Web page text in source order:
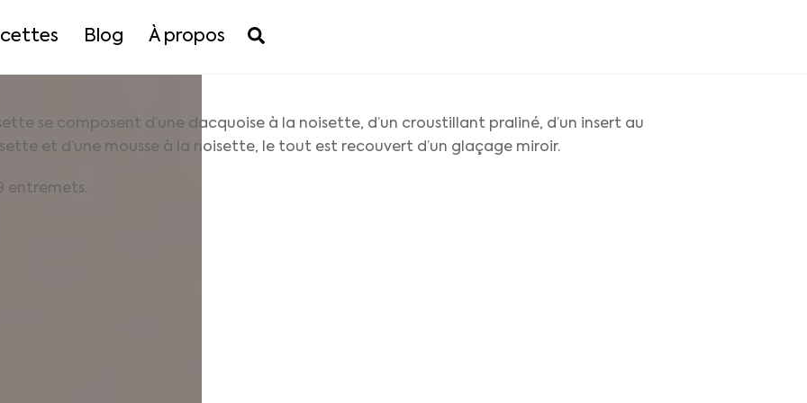
Blog À propos
se composent d’une dacquoise à la noisette, d’un croustillant praliné, d’un insert au
et d’une mousse à la noisette, le tout est recouvert d’un glaçage miroir.
entremets.